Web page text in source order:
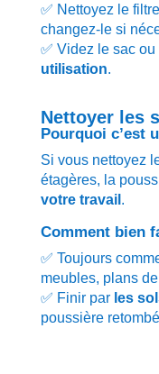
✅ Nettoyez le filtre
changez-le si
✅ Videz le sac
utilisation.
Nettoyer les
Pourquoi c’est
Si vous nettoyez
étagères, la
votre travail .
Comment bien
✅ Toujours
meubles, plans
✅ Finir par les
poussière